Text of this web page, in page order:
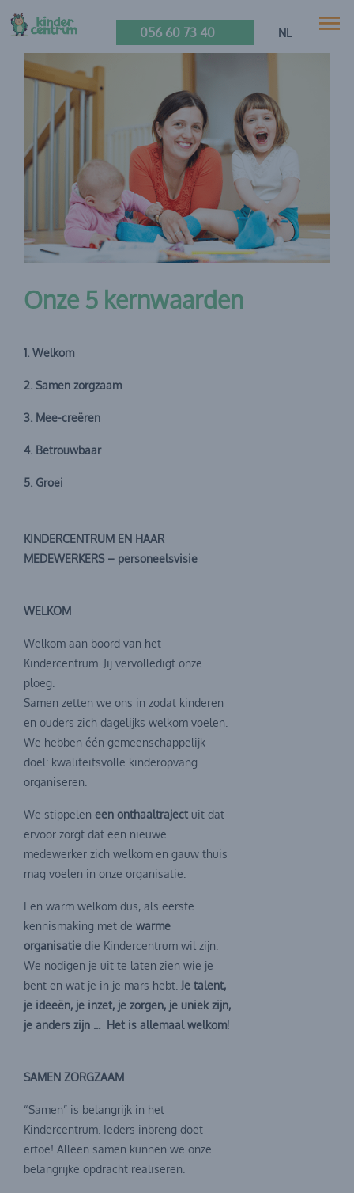
056 60 73 40 NL
Onze 5 kernwaarden
1. Welkom
2. Samen zorgzaam
3. Mee-creëren
4. Betrouwbaar
5. Groei
KINDERCENTRUM EN HAAR
MEDEWERKERS – personeelsvisie
WELKOM
Welkom aan boord van het
Kindercentrum. Jij vervolledigt onze
ploeg.
Samen zetten we ons in zodat kinderen
en ouders zich dagelijks welkom voelen.
We hebben één gemeenschappelijk
doel: kwaliteitsvolle kinderopvang
organiseren.
We stippelen een onthaaltraject uit dat
ervoor zorgt dat een nieuwe
medewerker zich welkom en gauw thuis
mag voelen in onze organisatie.
Een warm welkom dus, als eerste
kennismaking met de warme
organisatie die Kindercentrum wil zijn.
We nodigen je uit te laten zien wie je
bent en wat je in je mars hebt. Je talent,
je ideeën, je inzet, je zorgen, je uniek zijn,
je anders zijn ... Het is allemaal welkom!
SAMEN ZORGZAAM
“Samen” is belangrijk in het
Kindercentrum. Ieders inbreng doet
ertoe! Alleen samen kunnen we onze
belangrijke opdracht realiseren.